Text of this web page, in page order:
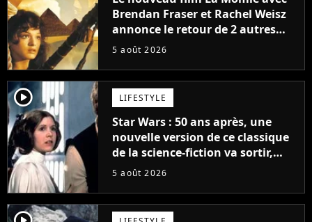
Brendan Fraser et Rachel Weisz
annonce le retour de 2 autres
personnages emblématiques de
5 août 2026
player2 LIFESTYLE
Star Wars : 50 ans après, une
nouvelle version de ce classique
de la science-fiction va sortir,
mais on ne la verra jamais en
5 août 2026